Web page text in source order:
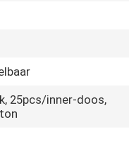
25pcs/inner-doos,